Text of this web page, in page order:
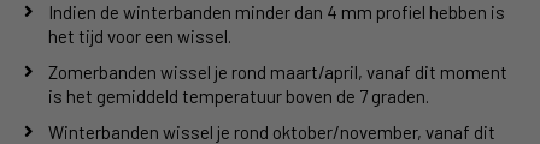
Indien de winterbanden minder dan 4 mm profiel hebben is
het tijd voor een wissel.
Zomerbanden wissel je rond maart/april, vanaf dit moment
is het gemiddeld temperatuur boven de 7 graden.
Winterbanden wissel je rond oktober/november, vanaf dit